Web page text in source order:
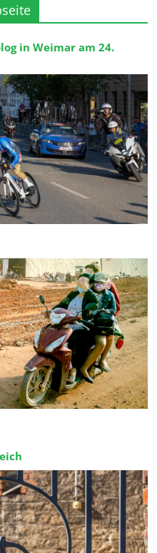
in Weimar am 24.